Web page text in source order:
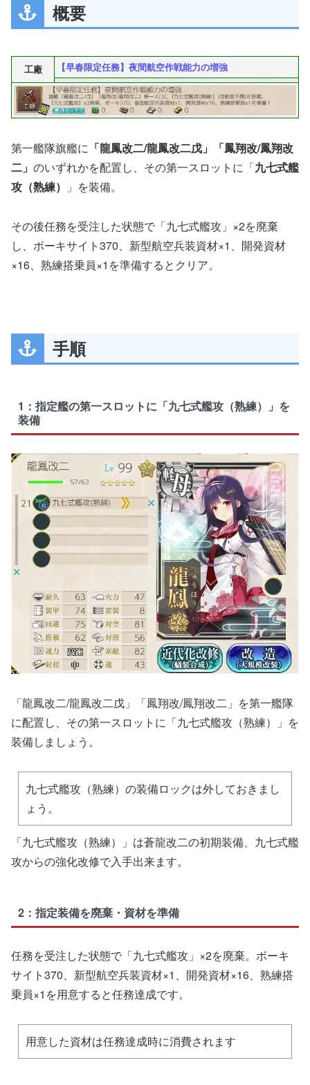
概要
工廠 【早春限定任務】夜間航空作戦能力の増強
第一艦隊旗艦に 「龍鳳改二/龍鳳改二戊」「鳳翔改/鳳翔改
二」 のいずれかを配置し、その第一スロットに「九七式艦
攻（熟練）
」を装備。
その後任務を受注した状態で「九七式艦攻」×2を廃棄
し、ボーキサイト370、新型航空兵装資材×1、開発資材
×16、熟練搭乗員×1を準備するとクリア。
手順
1：指定艦の第一スロットに「九七式艦攻（熟練）」を
装備
「龍鳳改二/龍鳳改二戊」「鳳翔改/鳳翔改二」を第一艦隊
に配置し、その第一スロットに「九七式艦攻（熟練）」を
装備しましょう。
九七式艦攻（熟練）の装備ロックは外しておきまし
ょう。
「九七式艦攻（熟練）」は蒼龍改二の初期装備、九七式艦
攻からの強化改修で入手出来ます。
2：指定装備を廃棄・資材を準備
任務を受注した状態で「九七式艦攻」×2を廃棄。ボーキ
サイト370、新型航空兵装資材×1、開発資材×16、熟練搭
乗員×1を用意すると任務達成です。
用意した資材は任務達成時に消費されます